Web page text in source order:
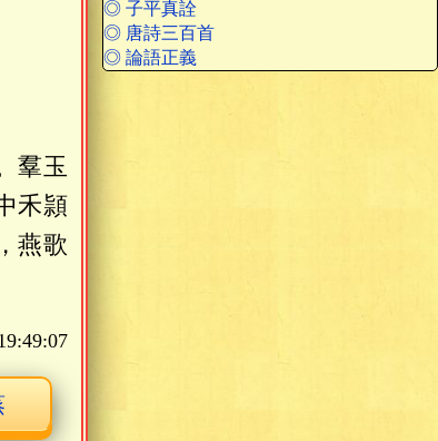
◎ 子平真詮
◎ 唐詩三百首
◎ 論語正義
羣玉
禾頴
燕歌